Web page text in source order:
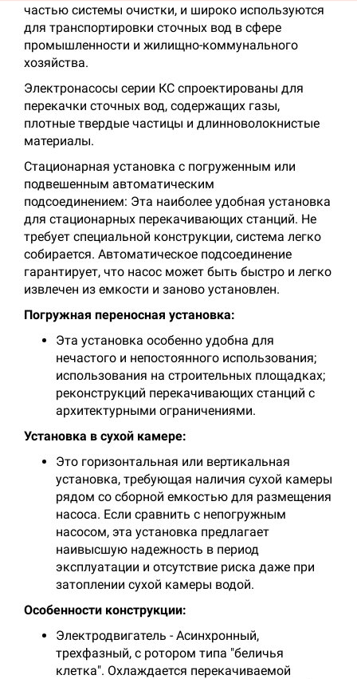
частью системы очистки, и широко используются
для транспортировки сточных вод в сфере
промышленности и жилищно-коммунального
хозяйства.
Электронасосы серии КС спроектированы для
перекачки сточных вод, содержащих газы,
плотные твердые частицы и длинноволокнистые
материалы.
Стационарная установка с погруженным или
подвешенным автоматическим
подсоединением: Эта наиболее удобная установка
для стационарных перекачивающих станций. Не
требует специальной конструкции, система легко
собирается. Автоматическое подсоединение
гарантирует, что насос может быть быстро и легко
извлечен из емкости и заново установлен.
Погружная переносная установка:
Эта установка особенно удобна для
нечастого и непостоянного использования;
использования на строительных площадках;
реконструкций перекачивающих станций с
архитектурными ограничениями.
Установка в сухой камере:
Это горизонтальная или вертикальная
установка, требующая наличия сухой камеры
рядом со сборной емкостью для размещения
насоса. Если сравнить с непогружным
насосом, эта установка предлагает
наивысшую надежность в период
эксплуатации и отсутствие риска даже при
затоплении сухой камеры водой.
Особенности конструкции:
Электродвигатель - Асинхронный,
трехфазный, с ротором типа "беличья
клетка". Охлаждается перекачиваемой